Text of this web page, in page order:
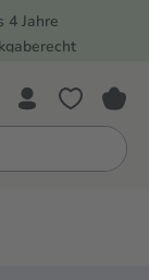
4 Jahre